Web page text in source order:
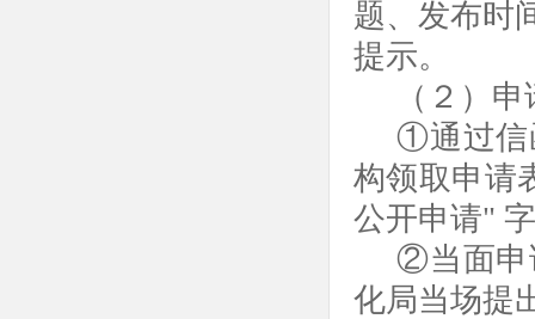
题、发布时
提示。
（２）
①通过信
构领取申请
公开申请"
②当面申
化局当场提